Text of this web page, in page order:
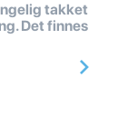
takket
Det finnes